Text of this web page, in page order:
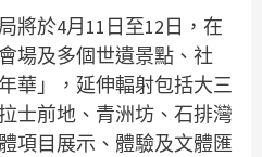
將於4月11日至12日，在
場及多個世遺景點、社
華」，延伸輻射包括大三
士前地、青洲坊、石排灣
項目展示、體驗及文體匯